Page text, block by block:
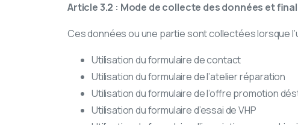
Article 3.2 : Mode de collecte des données et
Ces données ou une partie sont collectées lorsque
Utilisation du formulaire de contact
Utilisation du formulaire de l’atelier réparation
Utilisation du formulaire de l’offre promotion
Utilisation du formulaire d’essai de VHP